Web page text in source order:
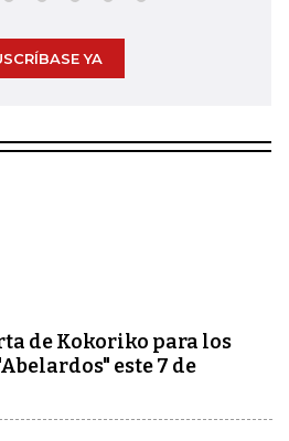
YA
de Kokoriko para los
este 7 de